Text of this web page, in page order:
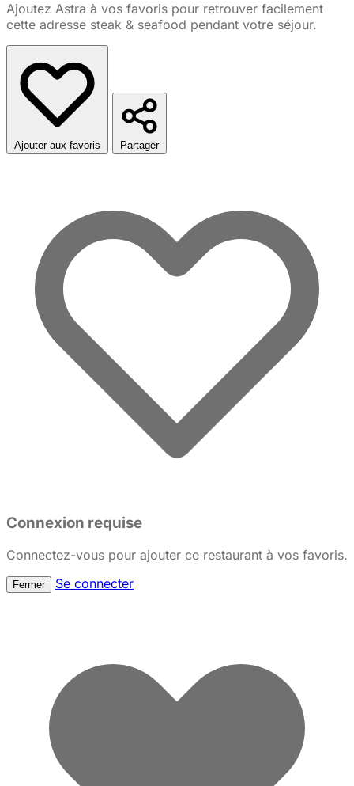
Ajoutez Astra à vos favoris pour retrouver facilement
cette adresse steak & seafood pendant votre séjour.
Ajouter aux favoris Partager
Connexion requise
Connectez-vous pour ajouter ce restaurant à vos favoris.
Fermer Se connecter